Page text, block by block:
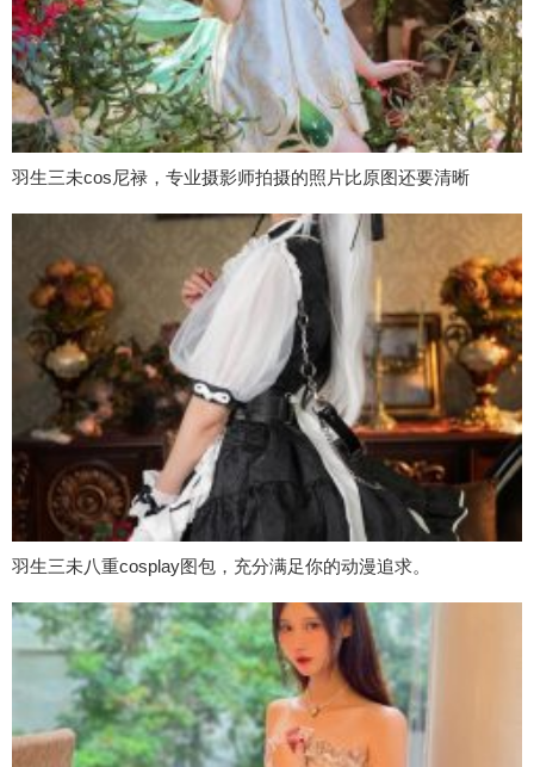
羽生三未cos尼禄，专业摄影师拍摄的照片比原图还要清晰
羽生三未八重cosplay图包，充分满足你的动漫追求。